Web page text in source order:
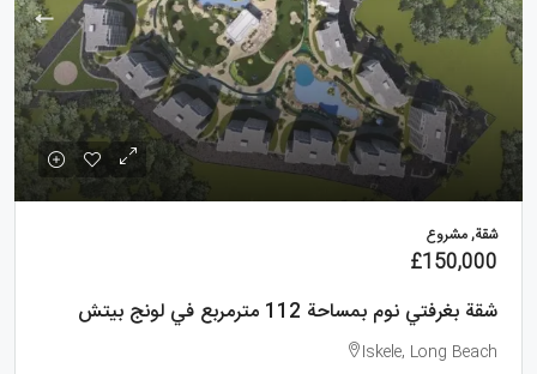
شقة, مشروع
£150,000
شقة بغرفتي نوم بمساحة 112 مترمربع في لونج بيتش
Iskele, Long Beach